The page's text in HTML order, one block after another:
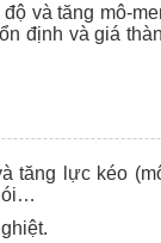
và tăng mô-
định và giá
tăng lực kéo